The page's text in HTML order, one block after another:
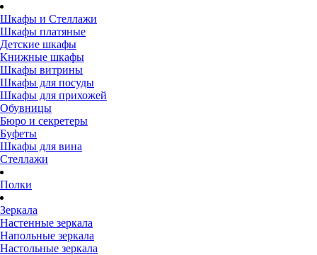
Шкафы и Стеллажи
Шкафы платяные
Детские шкафы
Книжные шкафы
Шкафы витрины
Шкафы для посуды
Шкафы для прихожей
Обувницы
Бюро и секретеры
Буфеты
Шкафы для вина
Стеллажи
Полки
Зеркала
Настенные зеркала
Напольные зеркала
Настольные зеркала